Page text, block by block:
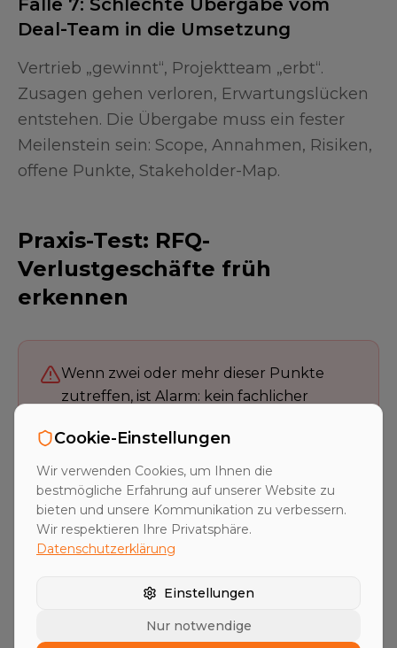
Falle 7: Schlechte Übergabe vom
Deal-Team in die Umsetzung
Vertrieb „gewinnt“, Projektteam „erbt“.
Zusagen gehen verloren, Erwartungslücken
entstehen. Die Übergabe muss ein fester
Meilenstein sein: Scope, Annahmen, Risiken,
offene Punkte, Stakeholder-Map.
Praxis-Test: RFQ-
Verlustgeschäfte früh
erkennen
Wenn zwei oder mehr dieser Punkte
zutreffen, ist Alarm: kein fachlicher
lässt keine Alternative zu, Kapazitäten
nicht verbindlich geklärt, Pricing ohne
Risikopuffer, nicht alle Rollen bekannt,
Scope-Grenzen nicht dokumentiert,
Übergabe ungeklärt.
Wie Amplifa hilft, RFQs
Cookie-Einstellungen
Wir verwenden Cookies, um Ihnen die
bestmögliche Erfahrung auf unserer Website zu
bieten und unsere Kommunikation zu verbessern.
Wir respektieren Ihre Privatsphäre.
Datenschutzerklärung
Einstellungen
Nur notwendige